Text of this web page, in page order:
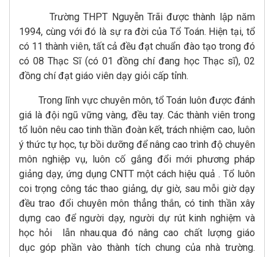
Trường THPT Nguyễn Trãi được thành lập năm
1994, cùng với đó là sự ra đời của Tổ Toán. Hiện tại, tổ
có 11 thành viên, tất cả đều đạt chuẩn đào tạo trong đó
có 08 Thạc Sĩ (có 01 đồng chí đang học Thạc sĩ), 02
đồng chí đạt giáo viên dạy giỏi cấp tỉnh.
Trong lĩnh vực chuyên môn, tổ Toán luôn được đánh
giá là đội ngũ vững vàng, đều tay. Các thành viên trong
tổ luôn nêu cao tinh thần đoàn kết, trách nhiệm cao, luôn
ý thức tự học, tự bồi dưỡng để nâng cao trình độ chuyên
môn nghiệp vụ, luôn cố gắng đổi mới phương pháp
giảng dạy, ứng dụng CNTT một cách hiệu quả . Tổ luôn
coi trọng công tác thao giảng, dự giờ, sau mỗi giờ dạy
đều trao đổi chuyên môn thẳng thắn, có tinh thần xây
dựng cao để người dạy, người dự rút kinh nghiệm và
học hỏi lẫn nhau.qua đó nâng cao chất lượng giáo
dục góp phần vào thành tích chung của nhà trường.